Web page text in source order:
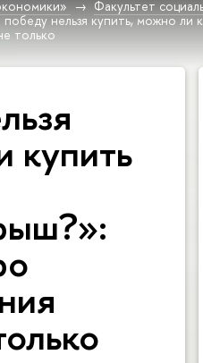
Факультет
победу нельзя купить, можно
только
купить